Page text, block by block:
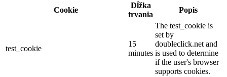
Cookie
Dĺžka
trvania
Popis
test_cookie
15
minutes
The test_cookie is
set by
doubleclick.net and
is used to determine
if the user's browser
supports cookies.